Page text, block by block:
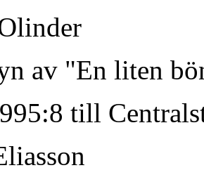
av "En liten
till